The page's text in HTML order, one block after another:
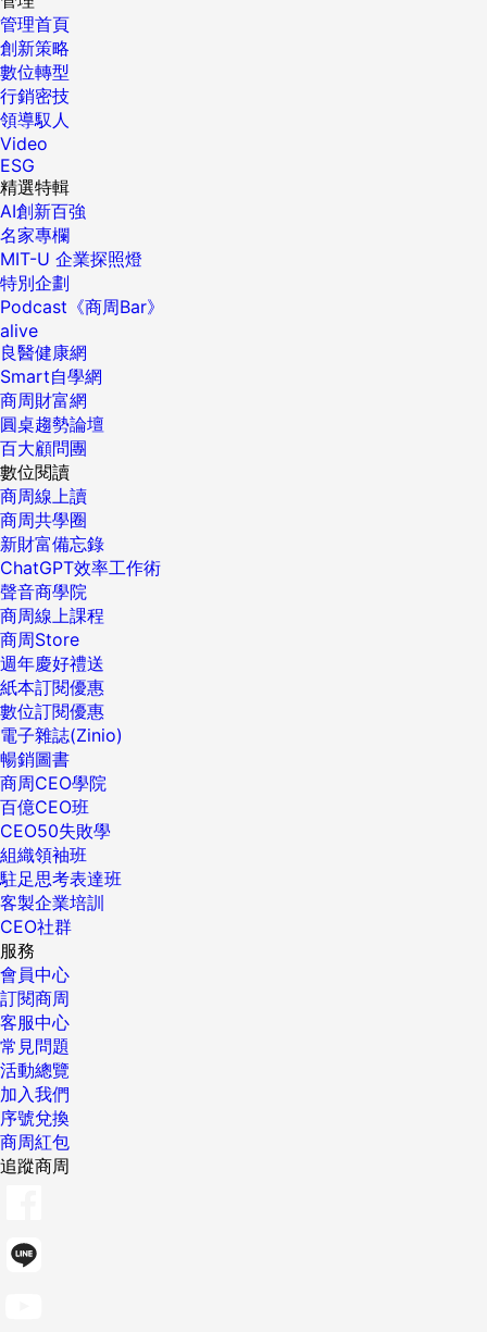
管理首頁
創新策略
數位轉型
行銷密技
領導馭人
Video
ESG
精選特輯
AI創新百強
名家專欄
MIT-U 企業探照燈
特別企劃
Podcast《商周Bar》
alive
良醫健康網
Smart自學網
商周財富網
圓桌趨勢論壇
百大顧問團
數位閱讀
商周線上讀
商周共學圈
新財富備忘錄
ChatGPT效率工作術
聲音商學院
商周線上課程
商周Store
週年慶好禮送
紙本訂閱優惠
數位訂閱優惠
電子雜誌(Zinio)
暢銷圖書
商周CEO學院
百億CEO班
CEO50失敗學
組織領袖班
駐足思考表達班
客製企業培訓
CEO社群
服務
會員中心
訂閱商周
客服中心
常見問題
活動總覽
加入我們
序號兌換
商周紅包
追蹤商周